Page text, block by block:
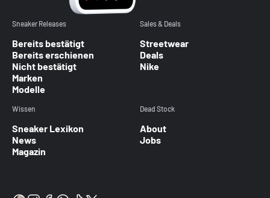
Sneaker Releases
Bereits bestätigt
Bereits erschienen
Nicht bestätigt
Marken
Modelle
Sales & Deals
Streetwear
Deals
Nike
Wissen
Sneaker Lexikon
News
Magazin
Dead Stock
About
Jobs